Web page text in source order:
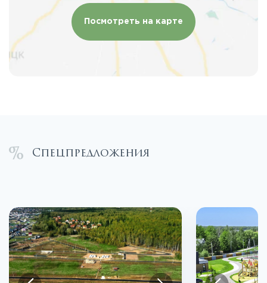
Посмотреть на карте
Спецпредложения